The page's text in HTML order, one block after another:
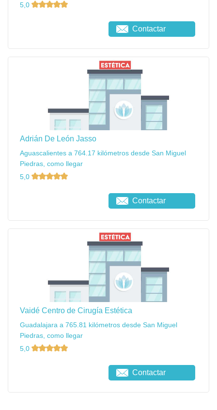
5,0
Contactar
Adrián De León Jasso
Aguascalientes a 764.17 kilómetros desde San Miguel
Piedras, como llegar
5,0
Contactar
Vaidé Centro de Cirugía Estética
Guadalajara a 765.81 kilómetros desde San Miguel
Piedras, como llegar
5,0
Contactar